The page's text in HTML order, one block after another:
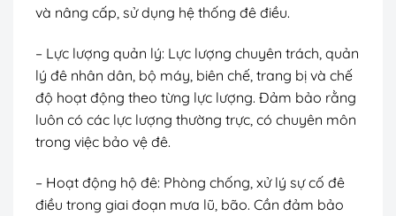
và nâng cấp, sử dụng hệ thống đê điều.
– Lực lượng quản lý: Lực lượng chuyên trách, quản
lý đê nhân dân, bộ máy, biên chế, trang bị và chế
độ hoạt động theo từng lực lượng. Đảm bảo rằng
luôn có các lực lượng thường trực, có chuyên môn
trong việc bảo vệ đê.
– Hoạt động hộ đê: Phòng chống, xử lý sự cố đê
điều trong giai đoạn mưa lũ, bão. Cần đảm bảo